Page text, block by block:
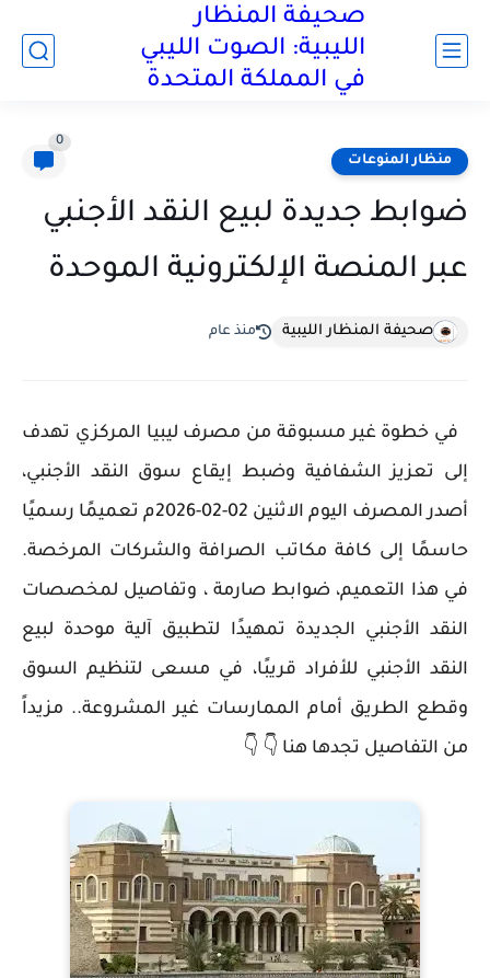
صحيفة المنظار
الليبية: الصوت الليبي
في المملكة المتحدة
منظار المنوعات
0
ضوابط جديدة لبيع النقد الأجنبي
عبر المنصة الإلكترونية الموحدة
صحيفة المنظار الليبية منذ عام
في خطوة غير مسبوقة من مصرف ليبيا المركزي تهدف
إلى تعزيز الشفافية وضبط إيقاع سوق النقد الأجنبي،
أصدر المصرف اليوم الاثنين 02-02-2026م تعميمًا رسميًا
حاسمًا إلى كافة مكاتب الصرافة والشركات المرخصة.
في هذا التعميم، ضوابط صارمة ، وتفاصيل لمخصصات
النقد الأجنبي الجديدة تمهيدًا لتطبيق آلية موحدة لبيع
النقد الأجنبي للأفراد قريبًا، في مسعى لتنظيم السوق
وقطع الطريق أمام الممارسات غير المشروعة.. مزيداً
من التفاصيل تجدها هنا 👇 👇